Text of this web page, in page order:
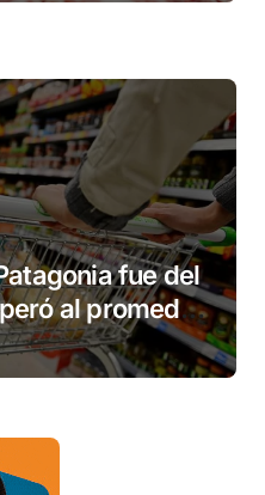
fue del
al promedio